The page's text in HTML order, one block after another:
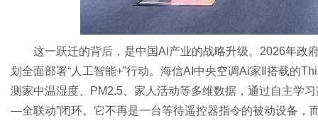
这一跃迁的背后，是中国AI产业的战略升级。2026年政
划全面部署“人工智能+”行动。海信AI中央空调Ai家Ⅱ搭载的
测家中温湿度、PM2.5、家人活动等多维数据，通过自主学
—全联动”闭环。它不再是一台等待遥控器指令的被动设备，